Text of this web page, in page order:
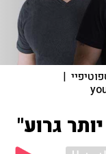
|
גרוע"